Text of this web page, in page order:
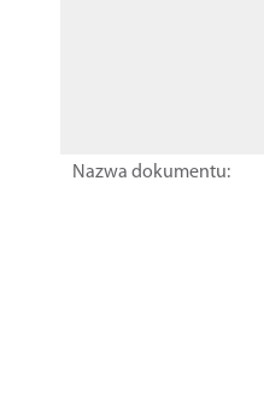
Nazwa dokumentu: